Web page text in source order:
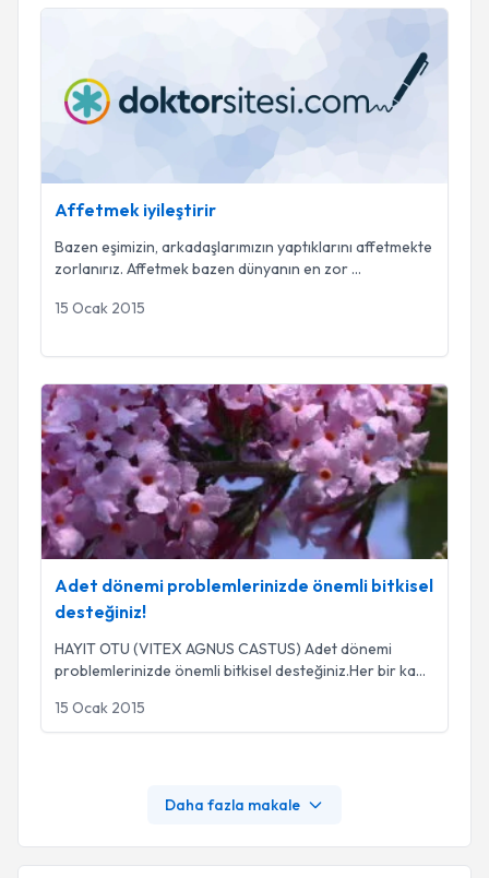
Affetmek iyileştirir
Bazen eşimizin, arkadaşlarımızın yaptıklarını affetmekte
zorlanırız. Affetmek bazen dünyanın en zor ...
15 Ocak 2015
Adet dönemi problemlerinizde önemli bitkisel desteğiniz!
Adet dönemi problemlerinizde önemli bitkisel
desteğiniz!
HAYIT OTU (VITEX AGNUS CASTUS) Adet dönemi
problemlerinizde önemli bitkisel desteğiniz.Her bir ka...
15 Ocak 2015
Daha fazla makale